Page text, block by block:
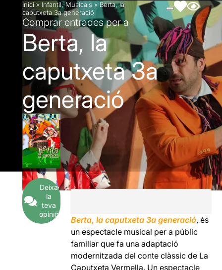
Inici » Infantil,Musicals » Berta, la
caputxeta 3a generació
Comprar entrades per a
Berta, la
caputxeta 3a
generació
Deixa
la
teva
opinió
Berta, la caputxeta 3a generació, és
un espectacle musical per a públic
familiar que fa una adaptació
modernitzada del conte clàssic de La
Caputxeta Vermella. Un espectacle